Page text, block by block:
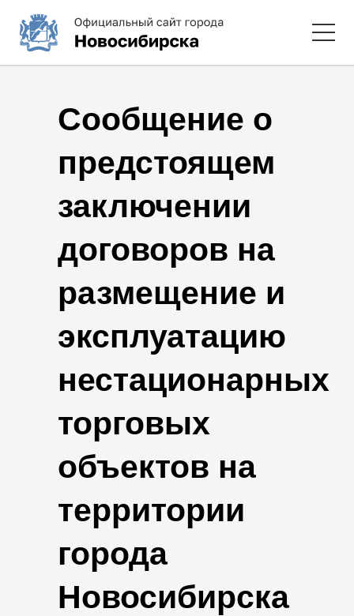
Сообщение о
предстоящем
заключении
договоров на
размещение и
эксплуатацию
нестационарных
торговых
объектов на
территории
города
Новосибирска